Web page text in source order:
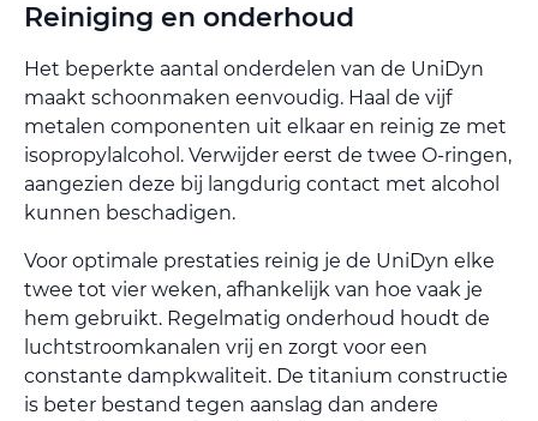
Reiniging en onderhoud
Het beperkte aantal onderdelen van de UniDyn
maakt schoonmaken eenvoudig. Haal de vijf
metalen componenten uit elkaar en reinig ze met
isopropylalcohol. Verwijder eerst de twee O-ringen,
aangezien deze bij langdurig contact met alcohol
kunnen beschadigen.
Voor optimale prestaties reinig je de UniDyn elke
twee tot vier weken, afhankelijk van hoe vaak je
hem gebruikt. Regelmatig onderhoud houdt de
luchtstroomkanalen vrij en zorgt voor een
constante dampkwaliteit. De titanium constructie
is beter bestand tegen aanslag dan andere